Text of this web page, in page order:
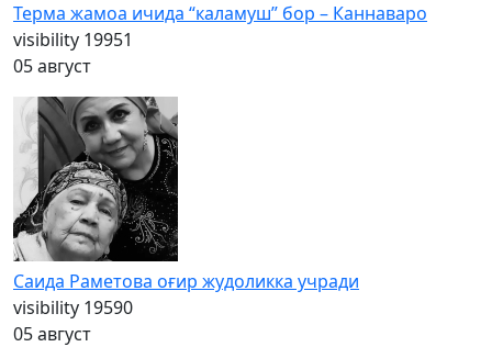
Терма жамоа ичида “каламуш” бор – Каннаваро
visibility 19951
05 август
Саида Раметова оғир жудоликка учради
visibility 19590
05 август